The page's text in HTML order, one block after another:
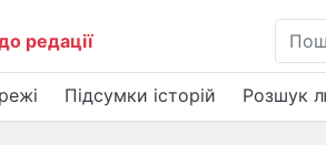
редації
Підсумки історій Розшук